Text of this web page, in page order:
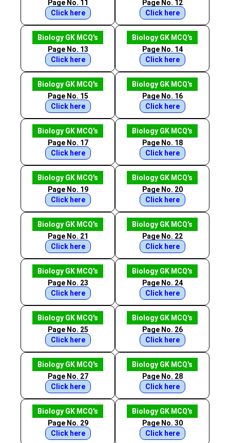
Page No. 11
Click here
Page No. 12
Click here
Biology GK MCQ's
Page No. 13
Click here
Biology GK MCQ's
Page No. 14
Click here
Biology GK MCQ's
Page No. 15
Click here
Biology GK MCQ's
Page No. 16
Click here
Biology GK MCQ's
Page No. 17
Click here
Biology GK MCQ's
Page No. 18
Click here
Biology GK MCQ's
Page No. 19
Click here
Biology GK MCQ's
Page No. 20
Click here
Biology GK MCQ's
Page No. 21
Click here
Biology GK MCQ's
Page No. 22
Click here
Biology GK MCQ's
Page No. 23
Click here
Biology GK MCQ's
Page No. 24
Click here
Biology GK MCQ's
Page No. 25
Click here
Biology GK MCQ's
Page No. 26
Click here
Biology GK MCQ's
Page No. 27
Click here
Biology GK MCQ's
Page No. 28
Click here
Biology GK MCQ's
Page No. 29
Click here
Biology GK MCQ's
Page No. 30
Click here